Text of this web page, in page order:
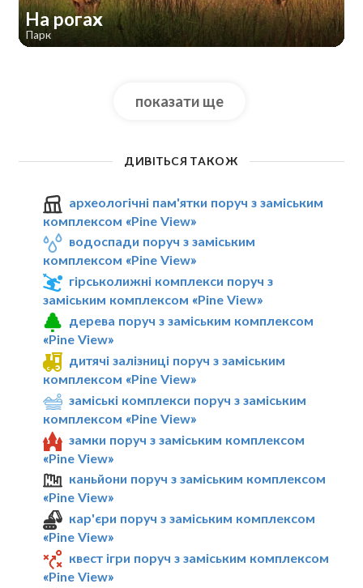
На рогах
Парк
показати ще
ДИВІТЬСЯ ТАКОЖ
археологічні пам'ятки поруч з заміським
комплексом «Pine View»
водоспади поруч з заміським
комплексом «Pine View»
гірськолижні комплекси поруч з
заміським комплексом «Pine View»
дерева поруч з заміським комплексом
«Pine View»
дитячі залізниці поруч з заміським
комплексом «Pine View»
заміські комплекси поруч з заміським
комплексом «Pine View»
замки поруч з заміським комплексом
«Pine View»
каньйони поруч з заміським комплексом
«Pine View»
кар'єри поруч з заміським комплексом
«Pine View»
квест ігри поруч з заміським комплексом
«Pine View»